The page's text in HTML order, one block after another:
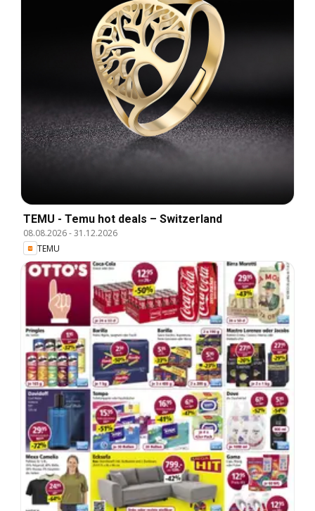
TEMU - Temu hot deals – Switzerland
08.08.2026-31.12.2026
TEMU